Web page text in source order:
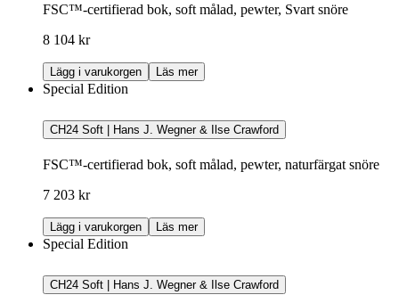
FSC™-certifierad bok, soft målad, pewter, Svart snöre
8 104 kr
Lägg i varukorgen Läs mer
Special Edition
CH24 Soft | Hans J. Wegner & Ilse Crawford
FSC™-certifierad bok, soft målad, pewter, naturfärgat snöre
7 203 kr
Lägg i varukorgen Läs mer
Special Edition
CH24 Soft | Hans J. Wegner & Ilse Crawford